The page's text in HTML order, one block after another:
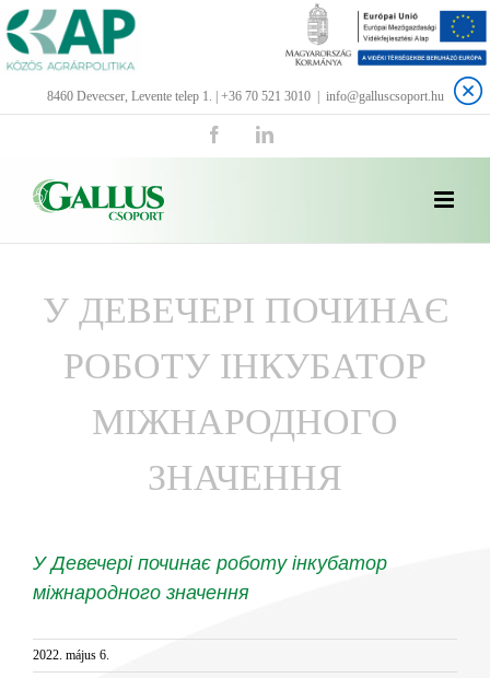
Kihagyás
8460 Devecser, Levente telep 1. | +36 70 521 3010 info@galluscsoport.hu
FacebookLinkedIn
У ДЕВЕЧЕРІ ПОЧИНАЄ
РОБОТУ ІНКУБАТОР
МІЖНАРОДНОГО
ЗНАЧЕННЯ
У Девечері починає роботу інкубатор
міжнародного значення
2022. május 6.